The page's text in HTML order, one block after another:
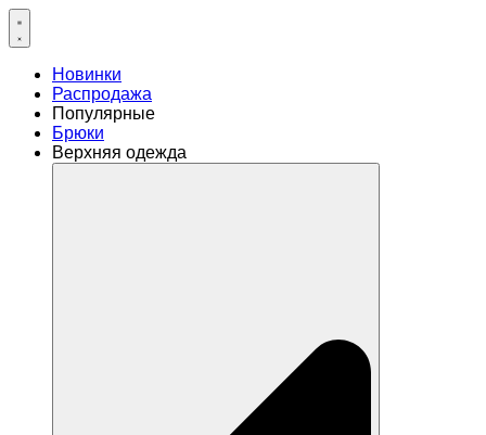
Перейти
Новинки
Распродажа
Популярные
Брюки
Верхняя одежда